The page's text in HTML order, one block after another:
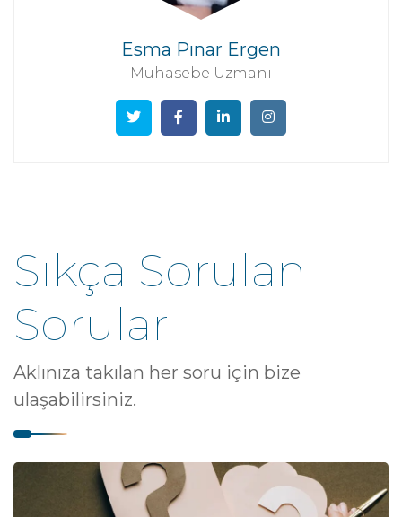
Esma Pınar Ergen
Muhasebe Uzmanı
Sıkça Sorulan
Sorular
Aklınıza takılan her soru için bize
ulaşabilirsiniz.